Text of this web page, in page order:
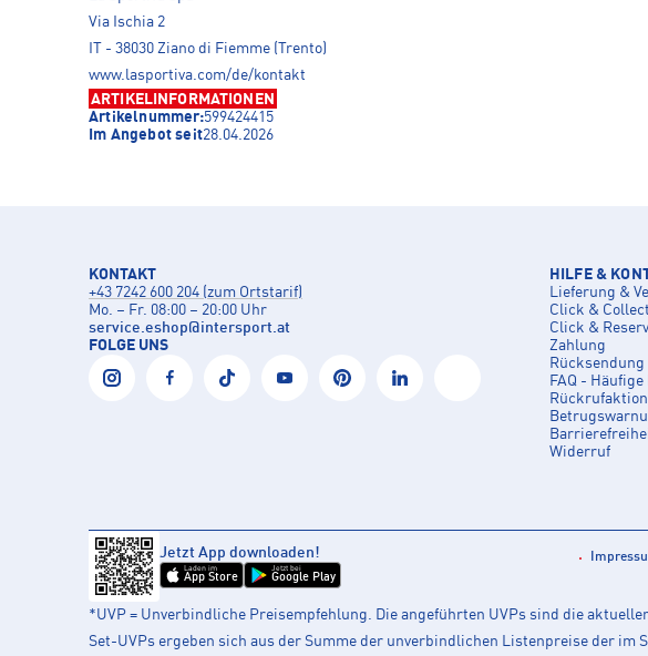
Via Ischia 2
IT - 38030 Ziano di Fiemme (Trento)
www.lasportiva.com/de/kontakt
ARTIKELINFORMATIONEN
Artikelnummer:599424415
Im Angebot seit28.04.2026
KONTAKT
+43 7242 600 204 (zum Ortstarif)
Mo. – Fr. 08:00 – 20:00 Uhr
service.eshop@intersport.at
FOLGE UNS
HILFE &
Lieferung &
Click & Collect
Click &
Zahlung
Rücksendung
FAQ - Häufige
Widerruf
Jetzt App downloaden!
Laden im
App Store
Jetzt bei
Google Play
*UVP = Unverbindliche Preisempfehlung. Die angeführten UVPs sind die
Set-UVPs ergeben sich aus der Summe der unverbindlichen Listenpreise der im